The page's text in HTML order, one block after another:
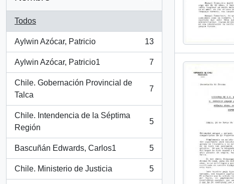
Todos
Aylwin Azócar, Patricio
, 13 resultados
13
Aylwin Azócar, Patricio1
, 7 resultados
7
Chile. Gobernación Provincial de
Talca
, 7 resultados
7
Chile. Intendencia de la Séptima
Región
, 5 resultados
5
Bascuñán Edwards, Carlos1
, 5 resultados
5
Chile. Ministerio de Justicia
, 5 resultados
5